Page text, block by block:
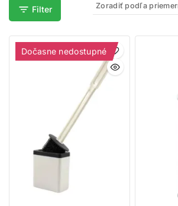
Filter
Dočasne nedostupné